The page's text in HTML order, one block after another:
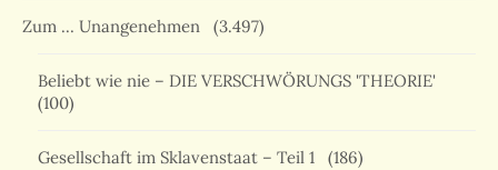
Zum … Unangenehmen (3.497)
Beliebt wie nie – DIE VERSCHWÖRUNGS 'THEORIE'
(100)
Gesellschaft im Sklavenstaat – Teil 1 (186)